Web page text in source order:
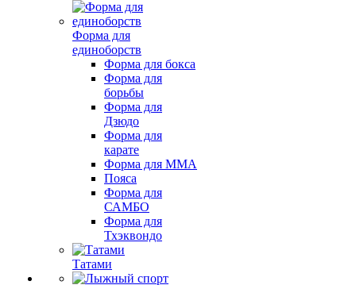
Форма для
единоборств
Форма для бокса
Форма для
борьбы
Форма для
Дзюдо
Форма для
карате
Форма для MMA
Пояса
Форма для
САМБО
Форма для
Тхэквондо
Татами